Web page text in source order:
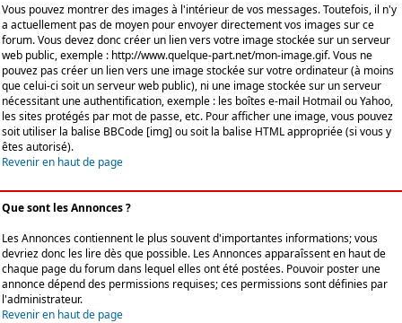
Vous pouvez montrer des images à l'intérieur de vos messages. Toutefois, il n'y
a actuellement pas de moyen pour envoyer directement vos images sur ce
forum. Vous devez donc créer un lien vers votre image stockée sur un serveur
web public, exemple : http://www.quelque-part.net/mon-image.gif. Vous ne
pouvez pas créer un lien vers une image stockée sur votre ordinateur (à moins
que celui-ci soit un serveur web public), ni une image stockée sur un serveur
nécessitant une authentification, exemple : les boîtes e-mail Hotmail ou Yahoo,
les sites protégés par mot de passe, etc. Pour afficher une image, vous pouvez
soit utiliser la balise BBCode [img] ou soit la balise HTML appropriée (si vous y
êtes autorisé).
Revenir en haut de page
Que sont les Annonces ?
Les Annonces contiennent le plus souvent d'importantes informations; vous
devriez donc les lire dès que possible. Les Annonces apparaîssent en haut de
chaque page du forum dans lequel elles ont été postées. Pouvoir poster une
annonce dépend des permissions requises; ces permissions sont définies par
l'administrateur.
Revenir en haut de page